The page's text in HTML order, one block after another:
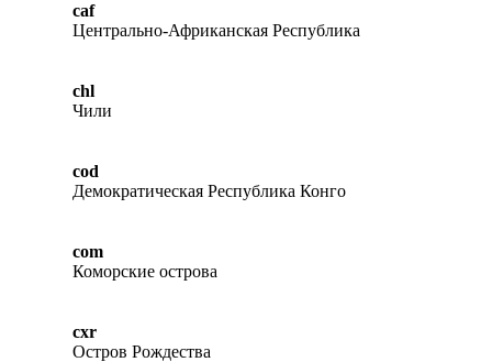
caf
Центрально-Африканская Республика
chl
Чили
cod
Демократическая Республика Конго
com
Коморские острова
cxr
Остров Рождества